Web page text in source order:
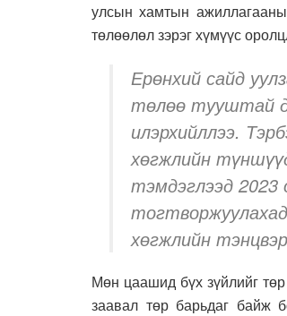
улсын хамтын
төлөөлөл зэрэг хүмүүс
Ерөнхий сайд
төлөө тууштай
илэрхийллээ.
хөгжлийн
тэмдэглээд 2023
хөгжлийн
Мөн цаашид бүх зүйлийг
заавал төр барьдаг байж